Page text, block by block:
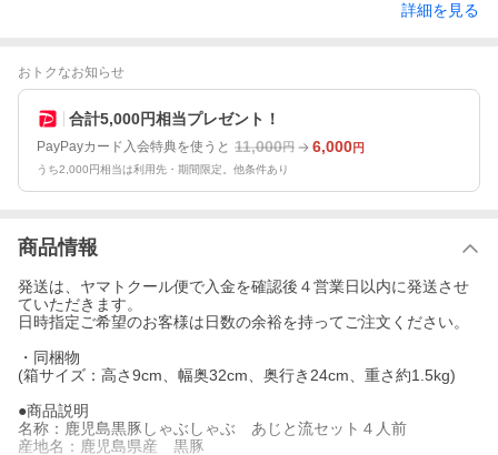
詳細を見る
おトクなお知らせ
合計5,000円相当プレゼント！
PayPayカード入会特典を使うと 11,000円 6,000円
うち2,000円相当は利用先・期間限定。他条件あり
商品情報
発送は、ヤマトクール便で入金を確認後４営業日以内に発送させ
ていただきます。
日時指定ご希望のお客様は日数の余裕を持ってご注文ください。
・同梱物
(箱サイズ：高さ9cm、幅奥32cm、奥行き24cm、重さ約1.5kg)
●商品説明
名称：鹿児島黒豚しゃぶしゃぶ あじと流セット４人前
産地名：鹿児島県産 黒豚